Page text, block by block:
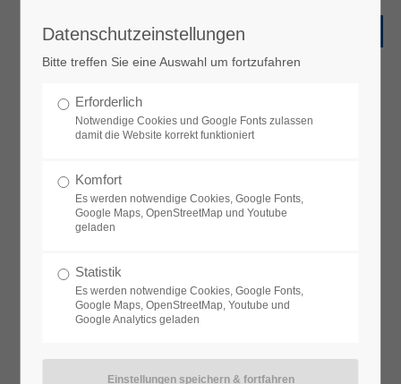
VTQ vor Ort
Auf den Messen können wir nur
einen kleinen Auszug unserer
leistungsstarken Videofunksysteme
und individuellen
Überwachungslösungen
präsentieren. Aber wir sind
Datenschutzeinstellungen
Bitte treffen Sie eine Auswahl um fortzufahren
Erforderlich
Notwendige Cookies und Google Fonts zulassen
damit die Website korrekt funktioniert
Komfort
Es werden notwendige Cookies, Google Fonts,
Google Maps, OpenStreetMap und Youtube
geladen
Statistik
Es werden notwendige Cookies, Google Fonts,
Google Maps, OpenStreetMap, Youtube und
Google Analytics geladen